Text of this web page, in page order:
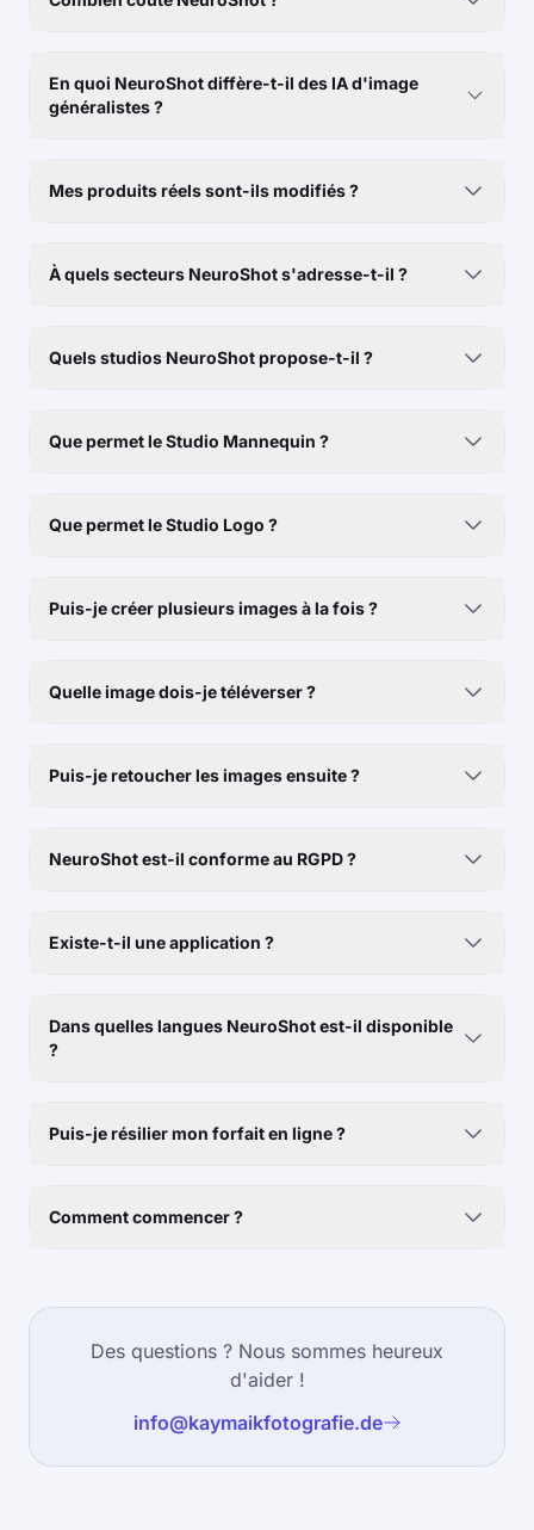
En quoi NeuroShot diffère-t-il des IA d'image
généralistes ?
Mes produits réels sont-ils modifiés ?
À quels secteurs NeuroShot s'adresse-t-il ?
Quels studios NeuroShot propose-t-il ?
Que permet le Studio Mannequin ?
Que permet le Studio Logo ?
Puis-je créer plusieurs images à la fois ?
Quelle image dois-je téléverser ?
Puis-je retoucher les images ensuite ?
NeuroShot est-il conforme au RGPD ?
Existe-t-il une application ?
Dans quelles langues NeuroShot est-il disponible
?
Puis-je résilier mon forfait en ligne ?
Comment commencer ?
Des questions ? Nous sommes heureux
d'aider !
info@kaymaikfotografie.de